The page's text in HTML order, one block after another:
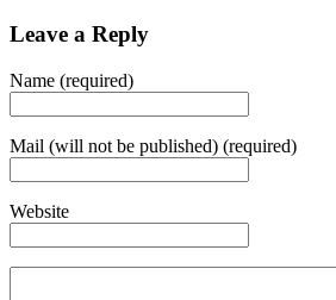
Leave a Reply
Name (required)
Mail (will not be published) (required)
Website